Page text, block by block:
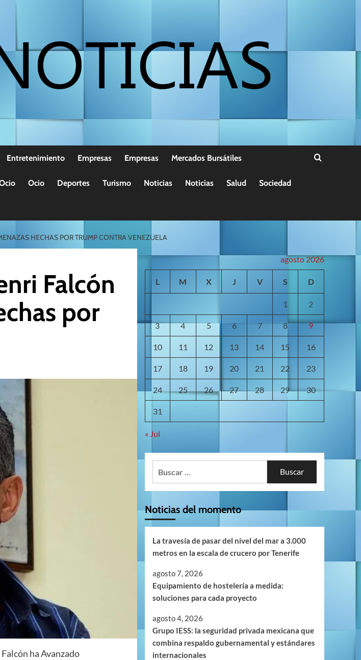
Entretenimiento Empresas Empresas Mercados Bursátiles
Ocio Deportes Turismo Noticias Noticias Salud Sociedad
HECHAS POR TRUMP CONTRA VENEZUELA
Falcón
por
ha Avanzado
agosto 2026
L M X J V S D
1 2
3 4 5 6 7 8 9
10 11 12 13 14 15 16
17 18 19 20 21 22 23
24 25 26 27 28 29 30
31
« Jul
Noticias del momento
La travesía de pasar del nivel del mar a 3.000
metros en la escala de crucero por Tenerife
agosto 7, 2026
Equipamiento de hostelería a medida:
soluciones para cada proyecto
agosto 4, 2026
Grupo IESS: la seguridad privada mexicana que
combina respaldo gubernamental y estándares
internacionales